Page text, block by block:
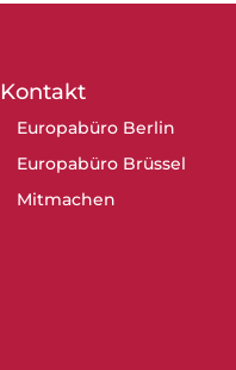
Kontakt
Europabüro Berlin
Europabüro Brüssel
Mitmachen